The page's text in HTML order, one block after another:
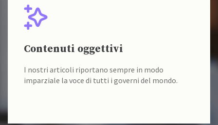
Contenuti oggettivi
I nostri articoli riportano sempre in modo
imparziale la voce di tutti i governi del mondo.